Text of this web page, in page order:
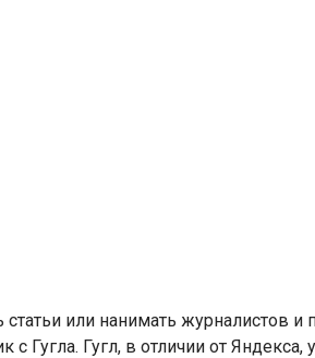
или нанимать журналистов и
Гугла. Гугл, в отличии от